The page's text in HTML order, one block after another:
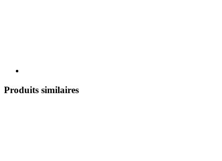
Produits similaires